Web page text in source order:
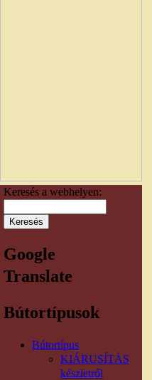
Keresés a webhelyen:
Google
Translate
Bútortípusok
Bútortípus
KIÁRUSÍTÁS
készletről